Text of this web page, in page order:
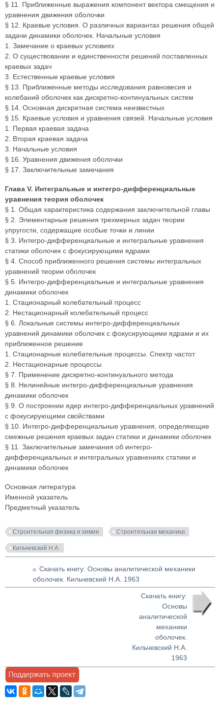
§ 11. Приближенные выражения компонент вектора смещения и
уравнения движения оболочки
§ 12. Краевые условия. О различных вариантах решения общей
задачи динамики оболочек. Начальные условия
1. Замечание о краевых условиях
2. О существовании и единственности решений поставленных
краевых задач
3. Естественные краевые условия
§ 13. Приближенные методы исследования равновесия и
колебаний оболочек как дискретно-континуальных систем
§ 14. Основная дискретная система неизвестных
§ 15. Краевые условия и уравнения связей. Начальные условия
1. Первая краевая задача
2. Вторая краевая задача
3. Начальные условия
§ 16. Уравнения движения оболочки
§ 17. Заключительные замечания
Глава V. Интегральные и интегро-дифференциальные
уравнения теория оболочек
§ 1. Общая характеристика содержания заключительной главы
§ 2. Элементарные решения трехмерных задач теории
упругости, содержащие особые точки и линии
§ 3. Интегро-дифференциальные и интегральные уравнения
статики оболочек с фокусирующими ядрами
§ 4. Способ приближенного решения системы интегральных
уравнений теории оболочек
§ 5. Интегро-дифференциальные и интегральные уравнения
динамики оболочек
1. Стационарный колебательный процесс
2. Нестационарный колебательный процесс
§ 6. Локальные системы интегро-дифференциальных
уравнений динамики оболочек с фокусирующими ядрами и их
приближенное решение
1. Стационарные колебательные процессы. Спектр частот
2. Нестационарные процессы
§ 7. Применение дискретно-континуального метода
§ 8. Нелинейные интегро-дифференциальные уравнения
динамики оболочек
§ 9. О построении ядер интегро-дифференциальных уравнений
с фокусирующими свойствами
§ 10. Интегро-дифференциальные уравнения, определяющие
смежные решения краевых задач статики и динамики оболочек
§ 11. Заключительные замечания об интегро-
дифференциальных и интегральных уравнениях статики и
динамики оболочек
Основная литература
Именной указатель
Предметный указатель
Строительная физика и химия Строительная механика
Кильчевский Н.А.
Скачать книгу: Основы аналитической механики
оболочек. Кильчевский Н.А. 1963
Скачать книгу:
Основы
аналитической
механики
оболочек.
Кильчевский Н.А.
1963